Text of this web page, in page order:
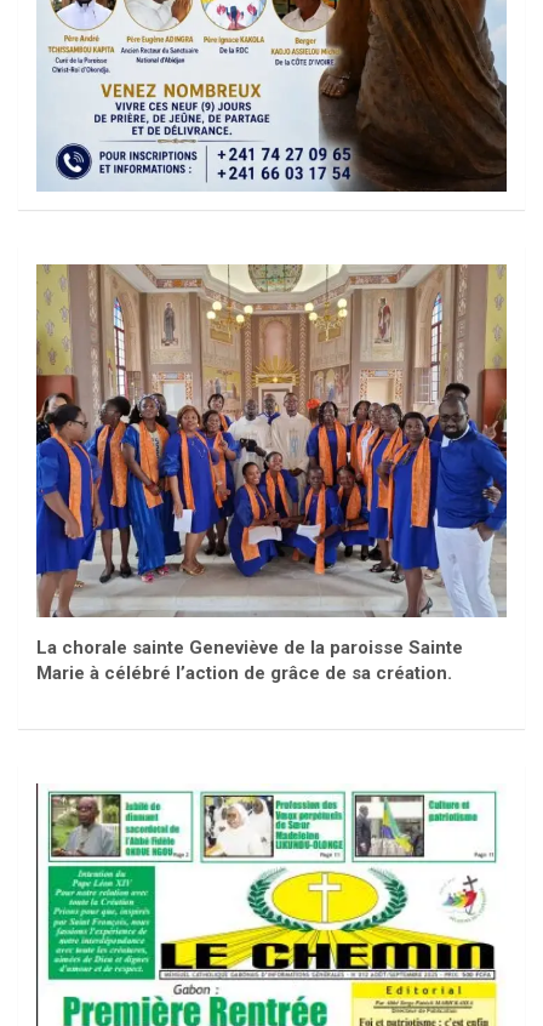
La chorale sainte Geneviève de la paroisse Sainte
Marie à célébré l’action de grâce de sa création.